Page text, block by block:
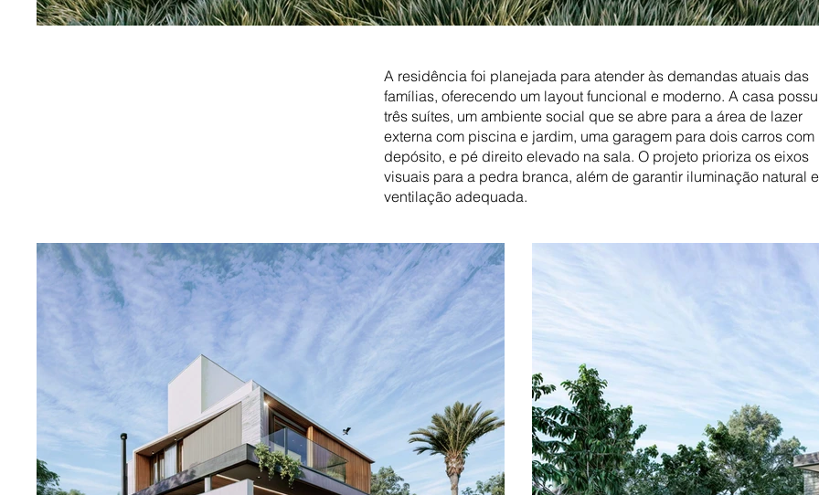
A residência foi planejada para atender às demandas atuais das
famílias, oferecendo um layout funcional e moderno. A casa
três suítes, um ambiente social que se abre para a área de lazer
externa com piscina e jardim, uma garagem para dois carros com
depósito, e pé direito elevado na sala. O projeto prioriza os eixos
visuais para a pedra branca, além de garantir iluminação natural e
ventilação adequada.